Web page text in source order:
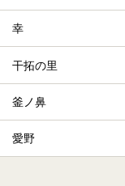
幸
干拓の里
釜ノ鼻
愛野